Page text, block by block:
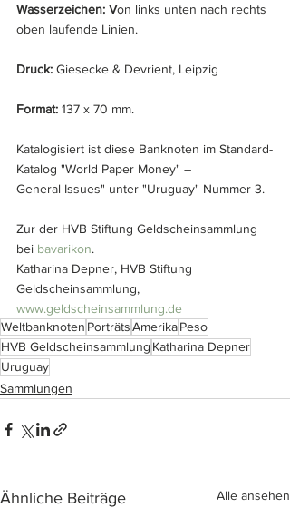
Wasserzeichen: Von links unten nach rechts
oben laufende Linien.
Druck: Giesecke & Devrient, Leipzig
Format: 137 x 70 mm.
Katalogisiert ist diese Banknoten im Standard-
Katalog "World Paper Money" –
General Issues" unter "Uruguay" Nummer 3.
Zur der HVB Stiftung Geldscheinsammlung
bei bavarikon.
Katharina Depner, HVB Stiftung
Geldscheinsammlung,
www.geldscheinsammlung.de
Weltbanknoten PorträtsAmerikaPeso
HVB Geldscheinsammlung Katharina Depner
Uruguay
Sammlungen
Ähnliche Beiträge Alle ansehen